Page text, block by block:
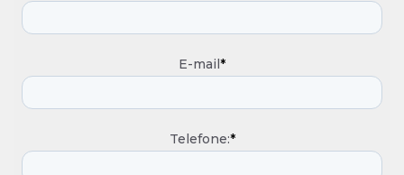
E-mail*
Telefone:*